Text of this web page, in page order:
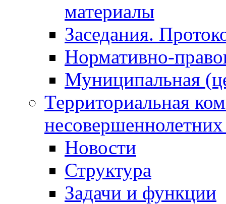
материалы
Заседания.
Нормативно-
Муниципальная
Территориальная
Новости
Структура
Задачи и функции